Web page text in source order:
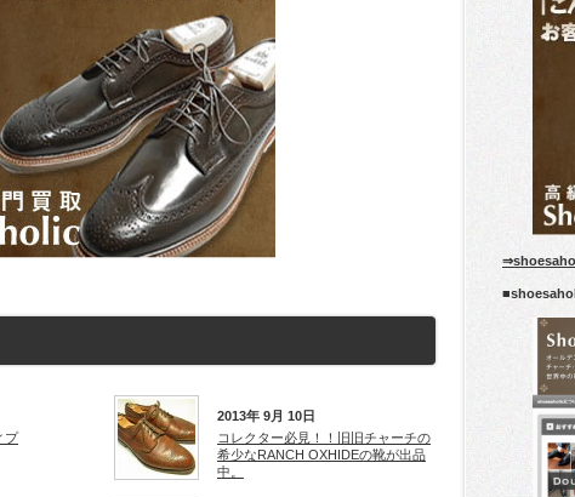
プ
2013年 9月 10日
コレクター必見！！旧旧チャーチの
希少なRANCH OXHIDEの靴が出品
中。